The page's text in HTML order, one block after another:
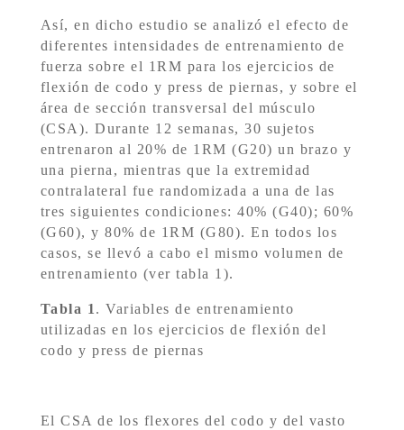
Así, en dicho estudio se analizó el efecto de
diferentes intensidades de entrenamiento de
fuerza sobre el 1RM para los ejercicios de
flexión de codo y press de piernas, y sobre el
área de sección transversal del músculo
(CSA). Durante 12 semanas, 30 sujetos
entrenaron al 20% de 1RM (G20) un brazo y
una pierna, mientras que la extremidad
contralateral fue randomizada a una de las
tres siguientes condiciones: 40% (G40); 60%
(G60), y 80% de 1RM (G80). En todos los
casos, se llevó a cabo el mismo volumen de
entrenamiento (ver tabla 1).
Tabla 1 . Variables de entrenamiento
utilizadas en los ejercicios de flexión del
codo y press de piernas
El CSA de los flexores del codo y del vasto